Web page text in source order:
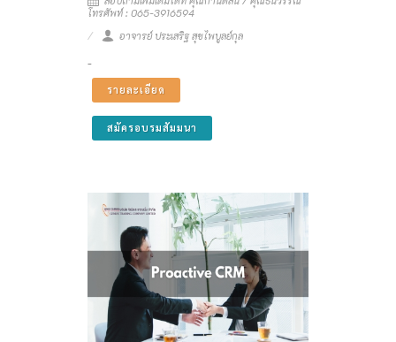
โทรศัพท์ : 065-3916594
อาจารย์ ประเสริฐ สุขไพบูลย์กุล
-
รายละเอียด
สมัครอบรมสัมมนา